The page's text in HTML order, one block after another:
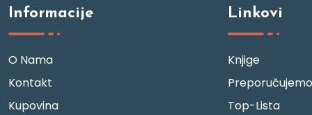
Informacije
O Nama
Kontakt
Kupovina
Linkovi
Knjige
Preporučujemo
Top-Lista